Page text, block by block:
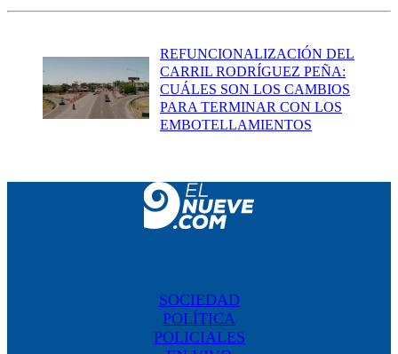
REFUNCIONALIZACIÓN DEL
CARRIL RODRÍGUEZ PEÑA:
CUÁLES SON LOS CAMBIOS
PARA TERMINAR CON LOS
EMBOTELLAMIENTOS
SOCIEDAD
POLÍTICA
POLICIALES